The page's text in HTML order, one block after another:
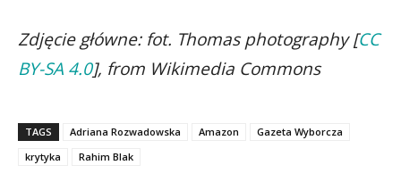
Zdjęcie główne: fot. Thomas photography [CC
BY-SA 4.0], from Wikimedia Commons
TAGS Adriana Rozwadowska Amazon
Gazeta Wyborcza
krytyka
Rahim Blak